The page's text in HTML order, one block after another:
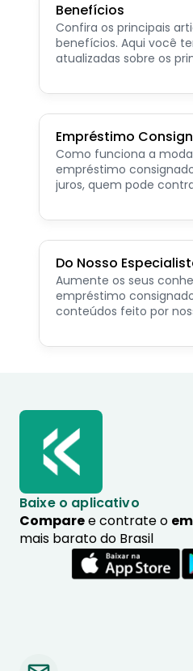
Benefícios
Confira os principais
benefícios. Aqui você tem informações
atualizadas sobre os
pensionista e
Empréstimo
Como funciona a
empréstimo
juros, quem pode
Do Nosso
Aumente os seus
empréstimo
conteúdos feito por
Baixe o aplicativo
Comparee contrate o
mais barato do Brasil